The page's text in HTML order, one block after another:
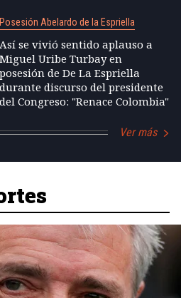
Posesión Abelardo de la Espriella
Así se vivió sentido aplauso a
Miguel Uribe Turbay en
posesión de De La Espriella
durante discurso del presidente
del Congreso: "Renace Colombia"
Ver más